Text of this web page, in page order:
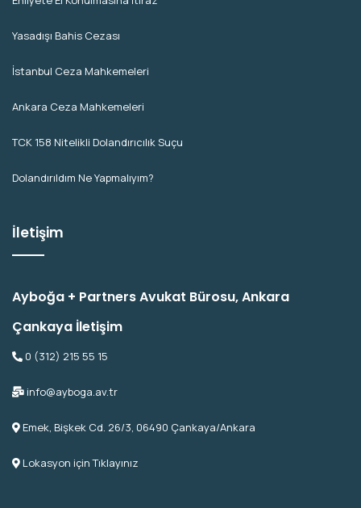
Yasadışı Bahis Cezası
İstanbul Ceza Mahkemeleri
Ankara Ceza Mahkemeleri
TCK 158 Nitelikli Dolandırıcılık Suçu
Dolandırıldım Ne Yapmalıyım?
İletişim
Ayboğa + Partners Avukat Bürosu, Ankara
Çankaya İletişim
0 (312) 215 55 15
info@ayboga.av.tr
Emek, Bişkek Cd. 26/3, 06490 Çankaya/Ankara
Lokasyon için Tıklayınız